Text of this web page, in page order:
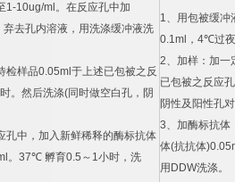
1-10ug/ml 。在反应孔中加
弃去孔内溶液，用洗涤缓冲液洗
检样品0.05ml 于上述已包被之反
。然后洗涤(同时做空白孔，阴
孔中，加入新鲜稀释的酶标抗体
。 37℃ 孵育0.5 ～ 1小时，洗
1、用包被缓冲
0.1ml ， 4℃过
2、加样：加一
已包被之反应
阴性及阳性孔
3、加酶标抗体
体(抗抗体
用 DDW洗涤。